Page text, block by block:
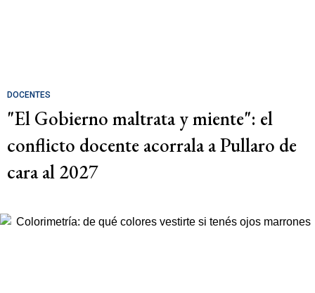
DOCENTES
"El Gobierno maltrata y miente": el
conflicto docente acorrala a Pullaro de
cara al 2027